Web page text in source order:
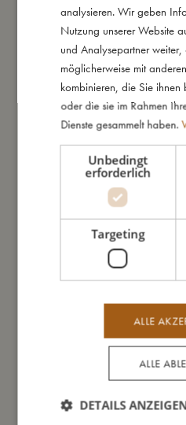
- Hergestellt aus hochwertigem
- Empfohlenes Alter: 3-6 Jahre
- Empfohlenes Gewicht: 19-30
So groß bin ich
Daraus bin ich gemacht
So kannst Du mich pflegen
Meine Daten
Das könnte dir
analysieren. Wir geben
Nutzung unserer Website
und Analysepartner
möglicherweise mit
kombinieren, die Sie ihnen
oder die sie im Rahmen
Dienste gesammelt haben.
Unbedingt
erforderlich
Targeting
ALLE
ALLE
DETAILS